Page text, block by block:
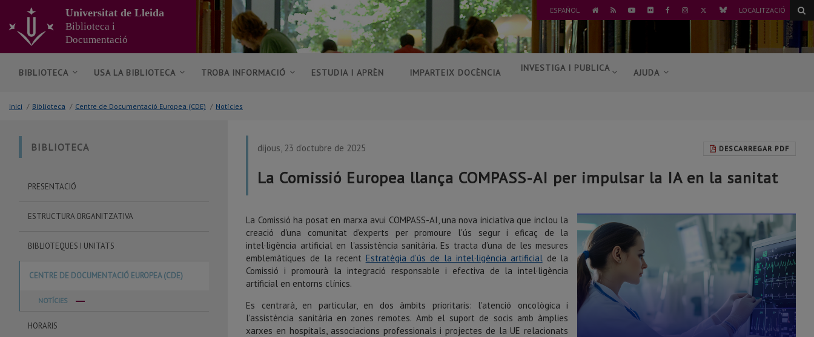
contingut
principal
de
pàgina
ESPAÑOL
ANARRSS YOUTUBE
FLICKRFACEBOOK
INSTAGRAM
TWITTERBLUESKY
LOCALITZACIÓ
Universitat de Lleida
Biblioteca i
Documentació
BIBLIOTECA USA LA BIBLIOTECA TROBA INFORMACIÓ ESTUDIA I APRÈN IMPARTEIX DOCÈNCIA INVESTIGA I PUBLICA AJUDA
Inici / Biblioteca / Centre de Documentació Europea (CDE) / Notícies
BIBLIOTECA
PRESENTACIÓ
ESTRUCTURA ORGANITZATIVA
BIBLIOTEQUES I UNITATS
CENTRE DE DOCUMENTACIÓ EUROPEA (CDE)
NOTÍCIES
HORARIS
DESCARREGAR PDF
dijous, 23 d’octubre de 2025
La Comissió Europea llança COMPASS-AI per impulsar la IA en la sanitat
La Comissió ha posat en marxa avui COMPASS-AI, una nova iniciativa que inclou la
creació d'una comunitat d'experts per promoure l'ús segur i eficaç de la
intel·ligència artificial en l'assistència sanitària. Es tracta d’una de les mesures
emblemàtiques de la recent Estratègia d’ús de la intel·ligència artificialde la
Comissió i promourà la integració responsable i efectiva de la intel·ligència
artificial en entorns clínics.
Es centrarà, en particular, en dos àmbits prioritaris: l'atenció oncològica i
l'assistència sanitària en zones remotes. Amb el suport de socis amb àmplies
xarxes en hospitals, associacions professionals i projectes de la UE relacionats